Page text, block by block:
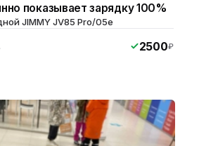
показывает зарядку 100%
JIMMY JV85 Pro/05e
2500₽